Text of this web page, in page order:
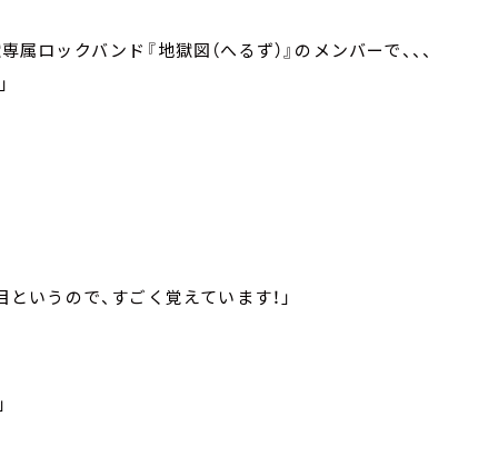
ロックバンド『地獄図（へるず）』のメンバーで、、、
いうので、すごく覚えています！」